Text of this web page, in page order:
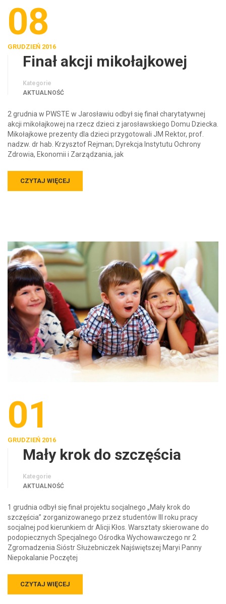
08
GRUDZIEŃ 2016
Finał akcji mikołajkowej
Kategorie
AKTUALNOŚĆ
2 grudnia w PWSTE w Jarosławiu odbył się finał charytatywnej
akcji mikołajkowej na rzecz dzieci z jarosławskiego Domu Dziecka.
Mikołajkowe prezenty dla dzieci przygotowali JM Rektor, prof.
nadzw. dr hab. Krzysztof Rejman; Dyrekcja Instytutu Ochrony
Zdrowia, Ekonomii i Zarządzania, jak
CZYTAJ WIĘCEJ
01
GRUDZIEŃ 2016
Mały krok do szczęścia
Kategorie
AKTUALNOŚĆ
1 grudnia odbył się finał projektu socjalnego „Mały krok do
szczęścia” zorganizowanego przez studentów III roku pracy
socjalnej pod kierunkiem dr Alicji Kłos. Warsztaty skierowane do
podopiecznych Specjalnego Ośrodka Wychowawczego nr 2
Zgromadzenia Sióstr Służebniczek Najświętszej Maryi Panny
Niepokalanie Poczętej
CZYTAJ WIĘCEJ